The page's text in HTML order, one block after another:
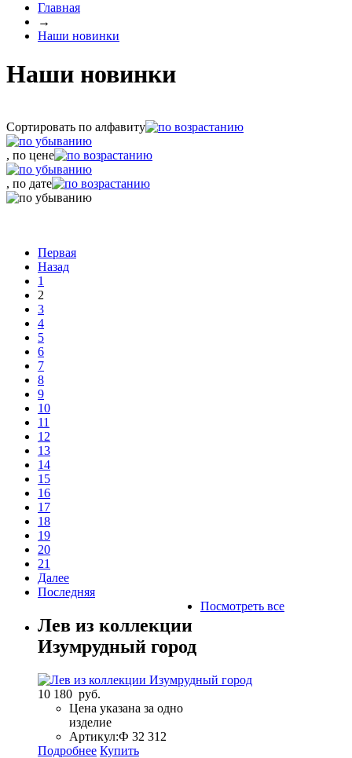
Главная
→
Наши новинки
Наши новинки
Сортировать по алфавиту
, по цене
, по дате
Первая
Назад
1
2
3
4
5
6
7
8
9
10
11
12
13
14
15
16
17
18
19
20
21
Далее
Последняя
Посмотреть все
Лев из коллекции
Изумрудный город
10 180 руб.
Цена указана за одно
изделие
Артикул:Ф 32 312
Подробнее Купить